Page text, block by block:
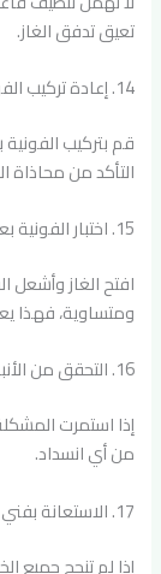
تعيق تدفق الغاز.
14. إعادة تركيب الفونية
قم بتركيب
التأكد من محاذاة
15. اختبار الفونية بعد التركيب
افتح الغاز وأشعل
ومتساوية، فهذا
16. التحقق من الأنبوب الموصل للغاز
إذا استمرت
من أي انسداد.
17. الاستعانة بفني متخصص عند الحاجة
إذا لم تنجح جميع